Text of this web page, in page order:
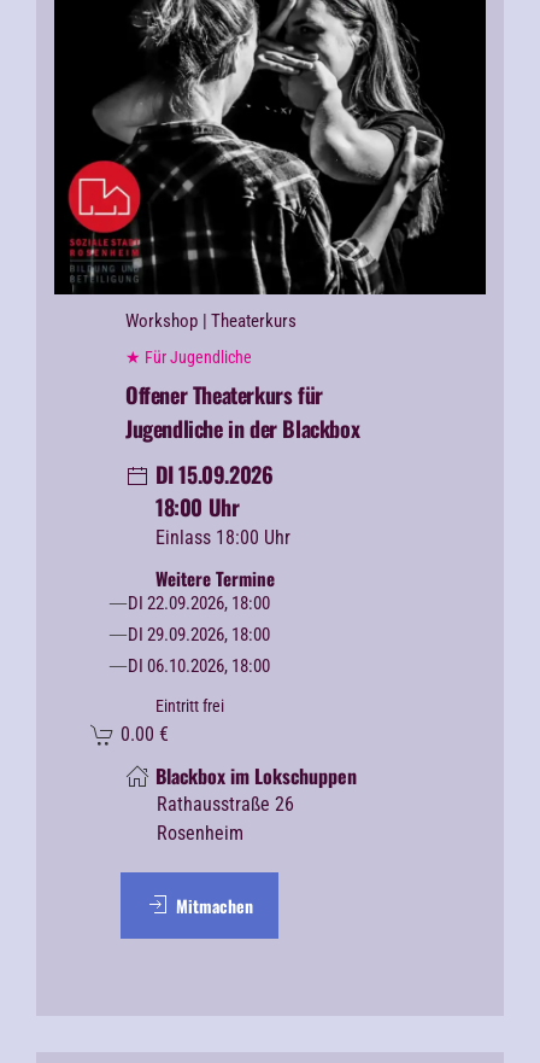
Workshop | Theaterkurs
★ Für Jugendliche
Offener Theaterkurs für
Jugendliche in der Blackbox
DI 15.09.2026
18:00 Uhr
Einlass 18:00 Uhr
Weitere Termine
DI 22.09.2026, 18:00
DI 29.09.2026, 18:00
DI 06.10.2026, 18:00
Eintritt frei
0.00 €
Blackbox im Lokschuppen
Rathausstraße 26
Rosenheim
Mitmachen